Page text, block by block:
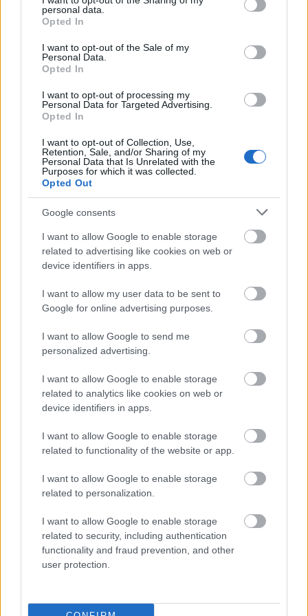
grant or deny consent to Google and its third-party tags to
use your data for below specified purposes in below Google
consent section.
personal data.
Opted In
I want to opt-out of the Sale of my
Personal Data.
Opted In
I want to opt-out of processing my
Personal Data for Targeted Advertising.
Opted In
I want to opt-out of Collection, Use,
Retention, Sale, and/or Sharing of my
Personal Data that Is Unrelated with the
Purposes for which it was collected.
Opted Out
Google consents
I want to allow Google to enable storage
related to advertising like cookies on web or
device identifiers in apps.
I want to allow my user data to be sent to
Google for online advertising purposes.
I want to allow Google to send me
personalized advertising.
I want to allow Google to enable storage
related to analytics like cookies on web or
device identifiers in apps.
I want to allow Google to enable storage
related to functionality of the website or app.
I want to allow Google to enable storage
related to personalization.
I want to allow Google to enable storage
related to security, including authentication
functionality and fraud prevention, and other
user protection.
Magyarországon is, szeptember 25-től a Netflix
hetente teszi elérhetővé az epizódokat. A
magyarországi, szinkronizált televíziós vetítéssel
kapcsolatban is vannak mozgolódások, ám
konkrétumról egyelőre még nem tudunk
beszámolni.
Végezetül, ne legyünk naivak, és ne feledjük: habár a
Star Trek által ábrázolt jövő már egy anyagi javaktól
független világot mutat be, aStar Trek: Discovery
is, mint minden televíziós produkció esetében
nélkülözhetetlen a komoly pénzügyi háttér – ez
esetünkben némiképp összhangban áll a
terjesztéssel is: az első évad produkciós költségeihez
(tizenöt
és fél milliárd forinttal), a CBS és a kanadai CTV pedig
mintegy ötvenmillió dollárral(tizenhárom és fél
milliárd forinttal)járultak hozzá. Hogy helyén lássuk
ezt a majd' huszonkilenc milliárd forintnak
megfelelő mintegy százhétmillió dollárt
(epizódokra
lebontva hozzávetőlegesen hétmillió dollár, azaz közel
kétmilliárd forint), a legutóbbi Star Trek mozifilm, a
Mindenen túl (Beyond)összbüdzséje
legutóbbi, azEnterprisesorozat egy-egy epizódjának
költsége pedig körülbelül három és negyedmillió
dollár, azaz nyolcszázkilencvenmillió forint volt.
Ugyanakkor ebben a tévés kategóriában, tehát a
prémium kábelsorozatokat illetően vannak
Westworldesetében szintén százmilliónál
(huszonhétmilliárd forintnál)
részes, a sci-fi és a western műfajt zseniálisan
vegyítő drámasorozatra, és egyedül a kilencven
perces bevezetőrész huszonötmillióba(több mint hat
és félmilliárd forintba)került nekik, a további részek
pedig egyenként nyolc-tízmillióba
idején húszmillióba, közel öt és félmilliárd forintba